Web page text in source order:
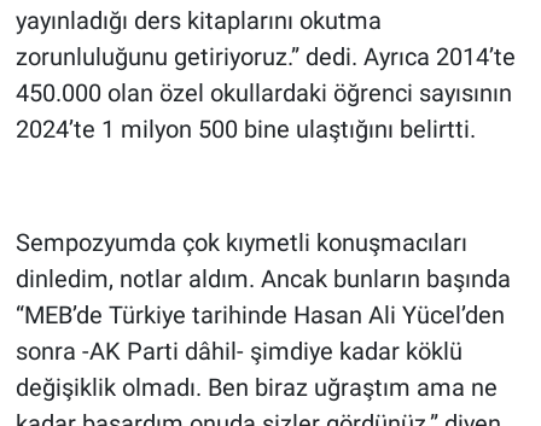
yayınladığı ders kitaplarını okutma
zorunluluğunu getiriyoruz.” dedi. Ayrıca 2014’te
450.000 olan özel okullardaki öğrenci sayısının
2024’te 1 milyon 500 bine ulaştığını belirtti.
Sempozyumda çok kıymetli konuşmacıları
dinledim, notlar aldım. Ancak bunların başında
“MEB’de Türkiye tarihinde Hasan Ali Yücel’den
sonra -AK Parti dâhil- şimdiye kadar köklü
değişiklik olmadı. Ben biraz uğraştım ama ne